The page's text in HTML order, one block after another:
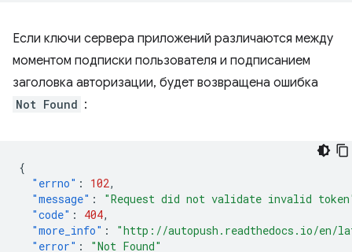
Если ключи сервера приложений различаются между
моментом подписки пользователя и подписанием
заголовка авторизации, будет возвращена ошибка
Not Found :
{
"errno" : 102,
"message" :
"Request did not validate invalid
"code" : 404,
"more_info" :
"http://autopush.readthedocs.io/en/
"error" : "Not Found"